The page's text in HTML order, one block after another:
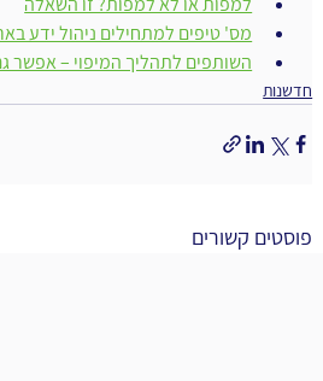
מס' טיפים למתחילים ניהול ידע
השותפים לתהליך המיפוי – אפשר
חדשנות
פוסטים קשורים